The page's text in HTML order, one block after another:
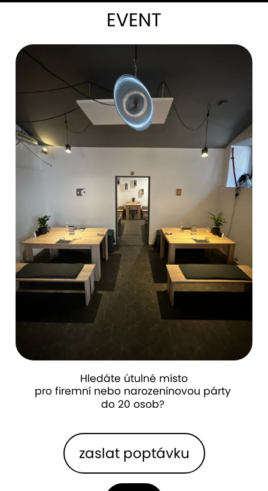
EVENT
Hledáte útulné místo
pro firemní nebo narozeninovou párty
do 20 osob?
zaslat poptávku